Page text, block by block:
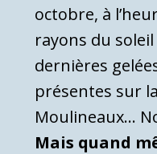
octobre, à
rayons du soleil
dernières
présentes sur
Moulineaux…
Mais quand